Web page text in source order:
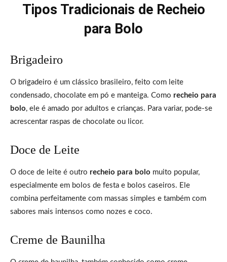
Tipos Tradicionais de Recheio
para Bolo
Brigadeiro
O brigadeiro é um clássico brasileiro, feito com leite
condensado, chocolate em pó e manteiga. Como recheio para
bolo, ele é amado por adultos e crianças. Para variar, pode-se
acrescentar raspas de chocolate ou licor.
Doce de Leite
O doce de leite é outro recheio para bolo muito popular,
especialmente em bolos de festa e bolos caseiros. Ele
combina perfeitamente com massas simples e também com
sabores mais intensos como nozes e coco.
Creme de Baunilha